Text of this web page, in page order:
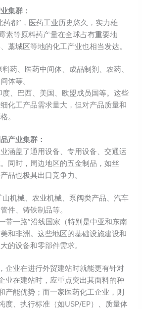
集群：
药都”，医药工业历史悠久，实力雄
素等原料药产量在全球占有重要地
藁城区等地的化工产业也相当发达。
料药、医药中间体、成品制剂、农药、
体等。
度、巴西、美国、欧盟成员国等。这些
化工产品需求量大，但对产品质量和
。
产业集群：
涵盖了通用设备、专用设备、交通运
同时，周边地区的五金制品，如丝
品也极具出口竞争力。
山机械、农业机械、泵阀类产品、汽车
件、铸铁制品等。
带一路”沿线国家（特别是中亚和东南
和非洲。这些地区的基础设施建设和
的设备和零部件需求。
企业在进行外贸建站时就能更有针对
业在建站时，应重点突出其面料的种
产能优势；而一家医药化工企业，则
度、执行标准（如USP/EP）、质量体